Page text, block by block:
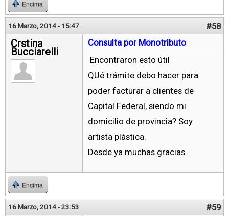
Encima
16 Marzo, 2014 - 15:47 #58
Crstina
Bucciarelli
Consulta por Monotributo
Encontraron esto útil
QUé trámite debo hacer para
poder facturar a clientes de
Capital Federal, siendo mi
domicilio de provincia? Soy
artista plástica.
Desde ya muchas gracias.
Encima
16 Marzo, 2014 - 23:53 #59